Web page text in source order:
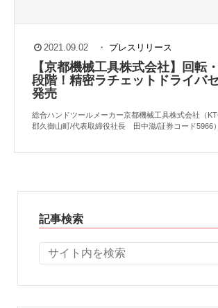
2021.09.02 ・ プレスリリース
【京都機械工具株式会社】回転
段階！精密ラチェットドライバ
発売
総合ハンドツールメーカー京都機械工具株式会社（
郡久御山町/代表取締役社長 田中滋/証券コード5966
記事検索